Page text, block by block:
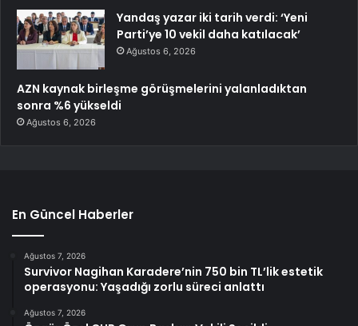
Yandaş yazar iki tarih verdi: ‘Yeni
Parti’ye 10 vekil daha katılacak’
Ağustos 6, 2026
AZN kaynak birleşme görüşmelerini yalanladıktan
sonra %6 yükseldi
Ağustos 6, 2026
En Güncel Haberler
Ağustos 7, 2026
Survivor Nagihan Karadere’nin 750 bin TL’lik estetik
operasyonu: Yaşadığı zorlu süreci anlattı
Ağustos 7, 2026